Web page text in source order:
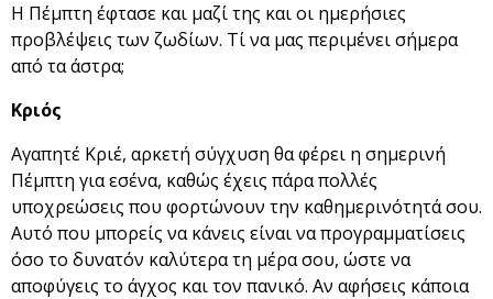
Η Πέμπτη έφτασε και μαζί της και οι ημερήσιες
προβλέψεις των ζωδίων. Τί να μας περιμένει σήμερα
από τα άστρα;
Κριός
Αγαπητέ Κριέ, αρκετή σύγχυση θα φέρει η σημερινή
Πέμπτη για εσένα, καθώς έχεις πάρα πολλές
υποχρεώσεις που φορτώνουν την καθημερινότητά σου.
Αυτό που μπορείς να κάνεις είναι να προγραμματίσεις
όσο το δυνατόν καλύτερα τη μέρα σου, ώστε να
αποφύγεις το άγχος και τον πανικό. Αν αφήσεις κάποια